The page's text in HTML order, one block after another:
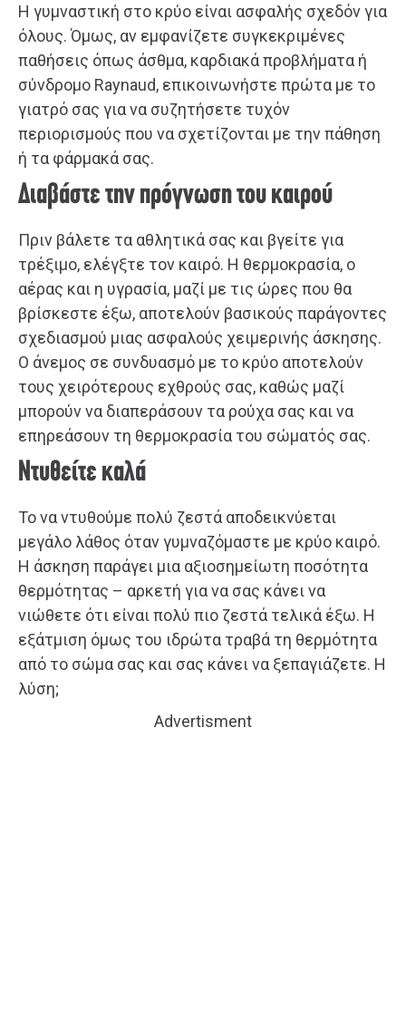
Η γυμναστική στο κρύο είναι ασφαλής σχεδόν για
όλους. Όμως, αν εμφανίζετε συγκεκριμένες
παθήσεις όπως άσθμα, καρδιακά προβλήματα ή
σύνδρομο Raynaud, επικοινωνήστε πρώτα με το
γιατρό σας για να συζητήσετε τυχόν
περιορισμούς που να σχετίζονται με την πάθηση
ή τα φάρμακά σας.
Διαβάστε την πρόγνωση του καιρού
Πριν βάλετε τα αθλητικά σας και βγείτε για
τρέξιμο, ελέγξτε τον καιρό. Η θερμοκρασία, ο
αέρας και η υγρασία, μαζί με τις ώρες που θα
βρίσκεστε έξω, αποτελούν βασικούς παράγοντες
σχεδιασμού μιας ασφαλούς χειμερινής άσκησης.
Ο άνεμος σε συνδυασμό με το κρύο αποτελούν
τους χειρότερους εχθρούς σας, καθώς μαζί
μπορούν να διαπεράσουν τα ρούχα σας και να
επηρεάσουν τη θερμοκρασία του σώματός σας.
Ντυθείτε καλά
Το να ντυθούμε πολύ ζεστά αποδεικνύεται
μεγάλο λάθος όταν γυμναζόμαστε με κρύο καιρό.
Η άσκηση παράγει μια αξιοσημείωτη ποσότητα
θερμότητας – αρκετή για να σας κάνει να
νιώθετε ότι είναι πολύ πιο ζεστά τελικά έξω. Η
εξάτμιση όμως του ιδρώτα τραβά τη θερμότητα
από το σώμα σας και σας κάνει να ξεπαγιάζετε. Η
λύση;
Advertisment